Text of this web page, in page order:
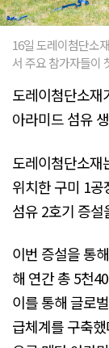
16일 도레이첨단소
서 주요 참가자들이
도레이첨단소재
아라미드 섬유
도레이첨단소재
위치한 구미 1
섬유 2호기 증
이번 증설을 통
해 연간 총 5천
이를 통해 글로
급체계를 구축